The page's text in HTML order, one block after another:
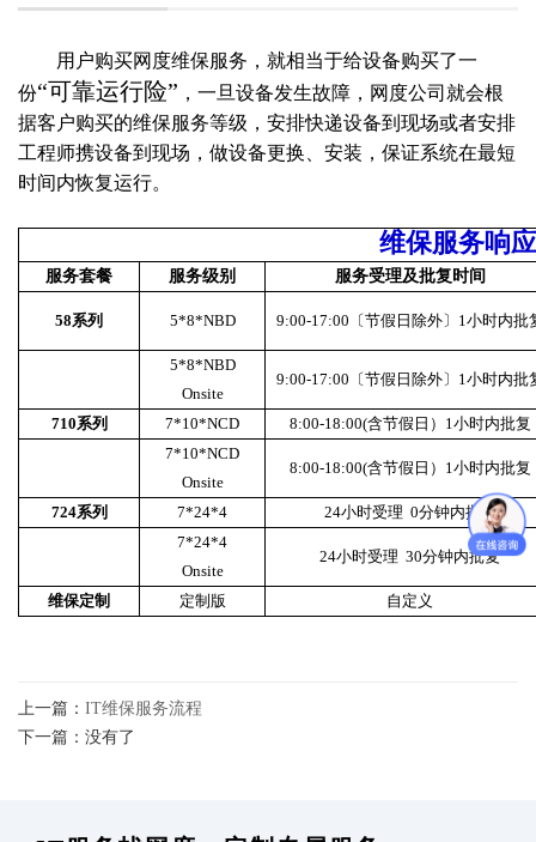
用户购买网度维保服务，就相当于给设备购买了一
份“可靠运行险” ，一旦设备发生故障，网度公司就会根
据客户购买的维保服务等级，安排快递设备到现场或者安排
工程师携设备到现场，做设备更换、安装，保证系统在最短
时间内恢复运行。
维保服务响
服务套餐 服务级别 服务受理及批复时间
58系列 5*8*NBD 9:00-17:00〔节假日除外〕1小时内批
5*8*NBD
Onsite
9:00-17:00〔节假日除外〕1小时内批
710系列 7*10*NCD
8:00-18:00(含节假日）1小时内批复
7*10*NCD
Onsite
8:00-18:00(含节假日）1小时内批复
724系列 7*24*4
24小时受理 0分钟内批复
7*24*4
Onsite
24小时受理 30分钟内批复
维保定制 定制版 自定义
上一篇： IT维保服务流程
下一篇：没有了